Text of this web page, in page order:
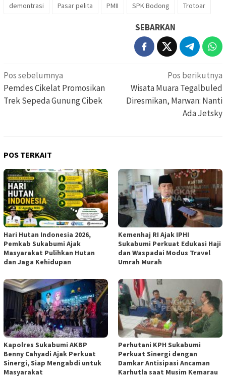
demontrasi Pasar pelita PMII SPK Bodong Trotoar
SEBARKAN
Navigasi
pos
Pos sebelumnya
Pemdes Cikelat Promosikan
Trek Sepeda Gunung Cibek
Pos berikutnya
Wisata Muara Tegalbuled
Diresmikan, Marwan: Nanti
Ada Jetsky
POS TERKAIT
Hari Hutan Indonesia 2026,
Pemkab Sukabumi Ajak
Masyarakat Pulihkan Hutan
dan Jaga Kehidupan
Kemenhaj RI Ajak IPHI
Sukabumi Perkuat Edukasi Haji
dan Waspadai Modus Travel
Umrah Murah
Kapolres Sukabumi AKBP
Benny Cahyadi Ajak Perkuat
Sinergi, Siap Mengabdi untuk
Masyarakat
Perhutani KPH Sukabumi
Perkuat Sinergi dengan
Damkar Antisipasi Ancaman
Karhutla saat Musim Kemarau